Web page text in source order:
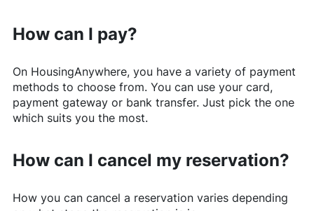
How can I pay?
On HousingAnywhere, you have a variety of payment
methods to choose from. You can use your card,
payment gateway or bank transfer. Just pick the one
which suits you the most.
How can I cancel my reservation?
How you can cancel a reservation varies depending